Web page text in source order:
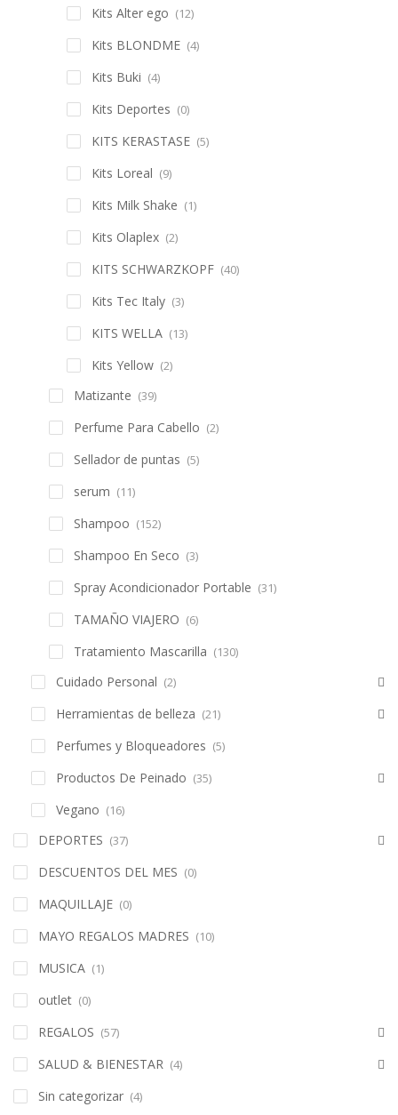
Kits Alter ego (12)
Kits BLONDME (4)
Kits Buki (4)
Kits Deportes (0)
KITS KERASTASE (5)
Kits Loreal (9)
Kits Milk Shake (1)
Kits Olaplex (2)
KITS SCHWARZKOPF (40)
Kits Tec Italy (3)
KITS WELLA (13)
Kits Yellow (2)
Matizante (39)
Perfume Para Cabello (2)
Sellador de puntas (5)
serum (11)
Shampoo (152)
Shampoo En Seco (3)
Spray Acondicionador Portable (31)
TAMAÑO VIAJERO (6)
Tratamiento Mascarilla (130)
Cuidado Personal (2)
Herramientas de belleza (21)
Perfumes y Bloqueadores (5)
Productos De Peinado (35)
Vegano (16)
DEPORTES (37)
DESCUENTOS DEL MES (0)
MAQUILLAJE (0)
MAYO REGALOS MADRES (10)
MUSICA (1)
outlet (0)
REGALOS (57)
SALUD & BIENESTAR (4)
Sin categorizar (4)